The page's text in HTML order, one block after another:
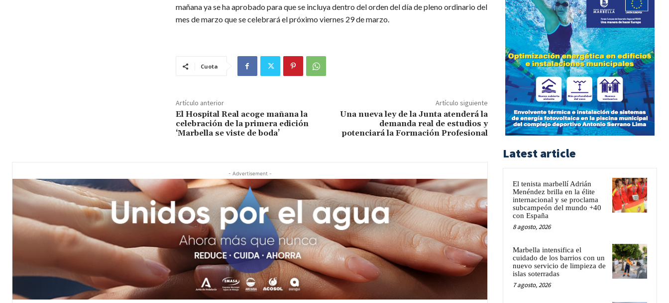
mañana ya se ha aprobado para que se incluya dentro del orden del día de pleno ordinario del
mes de marzo que se celebrará el próximo viernes 29 de marzo.
Cuota
Artículo anterior
El Hospital Real acoge mañana la
celebración de la primera edición
‘Marbella se viste de boda’
Artículo siguiente
Una nueva ley de la Junta atenderá la
demanda real de estudios y
potenciará la Formación Profesional
- Advertisement -
Latest article
El tenista marbellí Adrián
Menéndez brilla en la élite
internacional y se proclama
subcampeón del mundo +40
con España
8 agosto, 2026
Marbella intensifica el
cuidado de los barrios con un
nuevo servicio de limpieza de
islas soterradas
7 agosto, 2026